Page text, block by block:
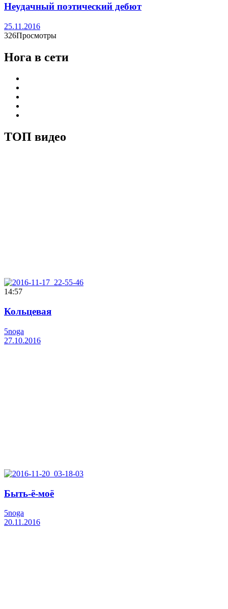
Неудачный поэтический дебют
25.11.2016
326Просмотры
Нога в сети
ТОП видео
14:57
Кольцевая
5noga
27.10.2016
Быть-ё-моё
5noga
20.11.2016